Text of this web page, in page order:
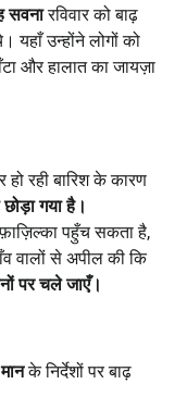
सवनारविवार को बाढ़
यहाँ उन्होंने लोगों को
और हालात का जायज़ा
हो रही बारिश के कारण
गया है।
पहुँच सकता है,
वालों से अपील की कि
पर चले जाएँ।
के निर्देशों पर बाढ़